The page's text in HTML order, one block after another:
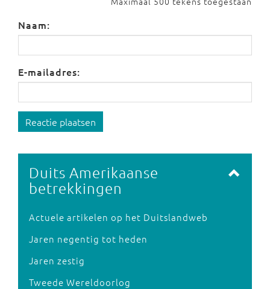
Naam:
E-mailadres:
Reactie plaatsen
Duits Amerikaanse
betrekkingen
Actuele artikelen op het Duitslandweb
Jaren negentig tot heden
Jaren zestig
Tweede Wereldoorlog